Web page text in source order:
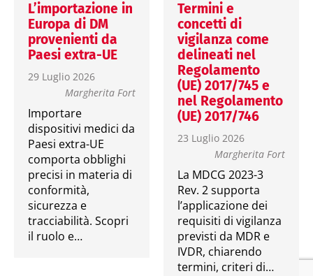
L’importazione in
Europa di DM
provenienti da
Paesi extra-UE
29 Luglio 2026
Margherita Fort
Importare
dispositivi medici da
Paesi extra-UE
comporta obblighi
precisi in materia di
conformità,
sicurezza e
tracciabilità. Scopri
il ruolo e…
Termini e
concetti di
vigilanza come
delineati nel
Regolamento
(UE) 2017/745 e
nel Regolamento
(UE) 2017/746
23 Luglio 2026
Margherita Fort
La MDCG 2023-3
Rev. 2 supporta
l’applicazione dei
requisiti di vigilanza
previsti da MDR e
IVDR, chiarendo
termini, criteri di…